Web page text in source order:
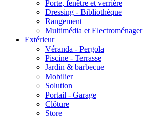
Porte, fenêtre et verrière
Dressing - Bibliothèque
Rangement
Multimédia et Electroménager
Extérieur
Véranda - Pergola
Piscine - Terrasse
Jardin & barbecue
Mobilier
Solution
Portail - Garage
Clôture
Store